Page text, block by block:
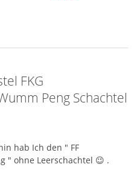
FKG
Peng Schachtel
hab Ich den " FF
" ohne Leerschachtel 😉 .